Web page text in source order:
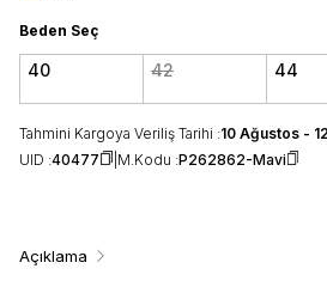
Beden Seç
40 42 44
Tahmini Kargoya Veriliş Tarihi :10 Ağustos -
UID :40477 M.Kodu :P262862-Mavi
Açıklama